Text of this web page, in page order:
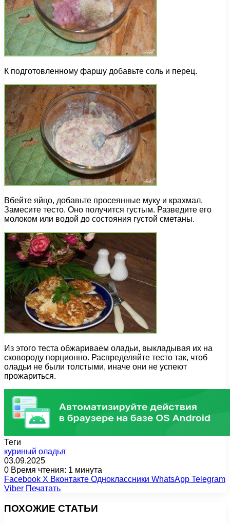
К подготовленному фаршу добавьте соль и перец.
Вбейте яйцо, добавьте просеянные муку и крахмал.
Замесите тесто. Оно получится густым. Разведите его
молоком или водой до состояния густой сметаны.
Из этого теста обжариваем оладьи, выкладывая их на
сковороду порционно. Распределяйте тесто так, чтоб
оладьи не были толстыми, иначе они не успеют
прожариться.
Теги
куриный оладья
03.09.2025
0 Время чтения: 1 минута
Facebook X Вконтакте Одноклассники WhatsApp Telegram
Viber Печатать
ПОХОЖИЕ СТАТЬИ